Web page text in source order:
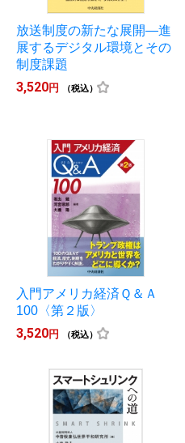
放送制度の新たな展開―進
展するデジタル環境とその
制度課題
3,520円 （税込）
入門アメリカ経済Ｑ＆Ａ
100〈第２版〉
3,520円 （税込）